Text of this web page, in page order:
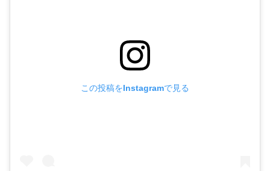
この投稿をInstagramで見る